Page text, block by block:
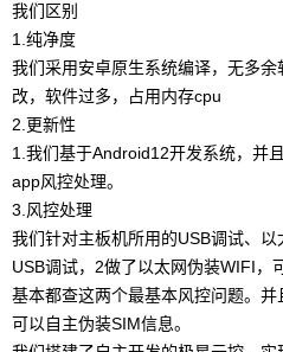
我们区别
1.纯净度
我们采用安卓原生系统编译，无多
改，软件过多，占用内存cpu
2.更新性
1.我们基于Android12开发系统，并
app风控处理。
3.风控处理
我们针对主板机所用的USB调试、
USB调试，2做了以太网伪装WIFI，
基本都查这两个最基本风控问题。并
可以自主伪装SIM信息。